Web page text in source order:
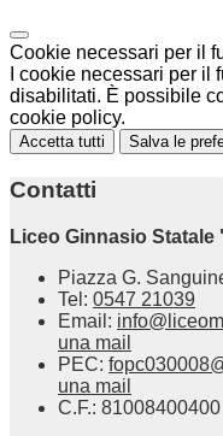
Cookie necessari per il
I cookie necessari per
disabilitati. È possibile
cookie policy.
Accetta tutti Salva le
Contatti
Liceo Ginnasio Statale
Piazza G.
Tel: 0547 21039
Email:
una mail
PEC:
una mail
C.F.: 81008400400